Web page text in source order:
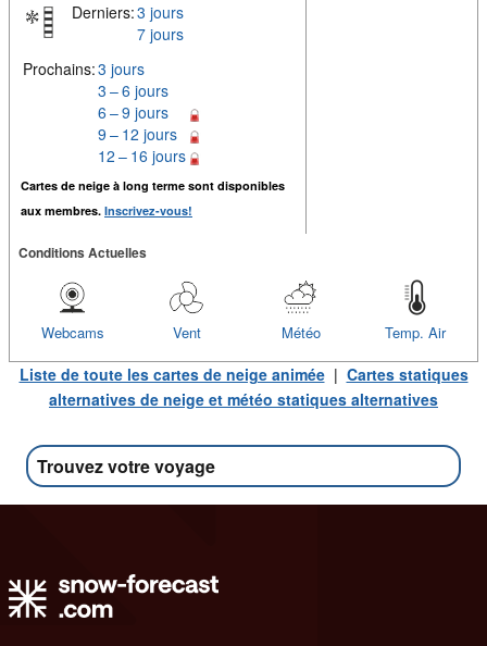
Derniers:3 jours
7 jours
Prochains:3 jours
3 – 6 jours
6 – 9 jours
9 – 12 jours
12 – 16 jours
Cartes de neige à long terme sont disponibles
aux membres. Inscrivez-vous!
Conditions Actuelles
Temp. Air
Météo
Vent
Webcams
Liste de toute les cartes de neige animée| Cartes statiques
alternatives de neige et météo statiques alternatives
Trouvez votre voyage